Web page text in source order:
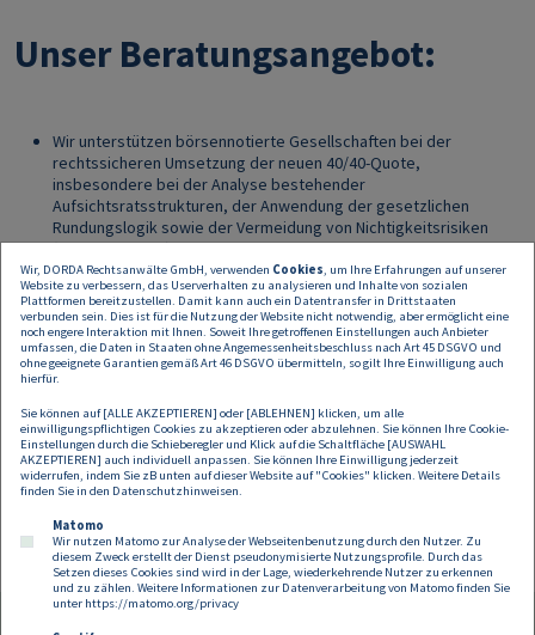
Unser Beratungsangebot:
Wir unterstützen börsennotierte Gesellschaften bei der
rechtssicheren Umsetzung der neuen 40/40‑Quote,
insbesondere bei der Analyse bestehender
Aufsichtsratsstrukturen, der Anwendung der gesetzlichen
Rundungslogik sowie der Vermeidung von Nichtigkeitsrisiken
("leerer Sessel") bei künftigen Wahlen und Entsendungen.
Wir bieten maßgeschneiderte Schulungen für Aufsichtsrat,
Vorstand, HR und Legal zu den neuen gesetzlichen
Anforderungen, den Auswirkungen auf Nominierungsprozesse
sowie zu Best Practices bei der Auswahl und Bestellung von
Aufsichtsratsmitgliedern.
Wir begleiten die Vorbereitung zukünftiger Aufsichtsratswahlen
Nominierungsprozesse.
Wir unterstützen Aufsichtsräte bei der Festlegung und
Umsetzung quantitativer Zielvorgaben im Hinblick auf die
Geschlechterbalance im Vorstand.
Wir, DORDA Rechtsanwälte GmbH, verwenden Cookies, um Ihre Erfahrungen auf unserer
Website zu verbessern, das Userverhalten zu analysieren und Inhalte von sozialen
Plattformen bereitzustellen. Damit kann auch ein Datentransfer in Drittstaaten
verbunden sein. Dies ist für die Nutzung der Website nicht notwendig, aber ermöglicht eine
noch engere Interaktion mit Ihnen. Soweit Ihre getroffenen Einstellungen auch Anbieter
umfassen, die Daten in Staaten ohne Angemessenheitsbeschluss nach Art 45 DSGVO und
ohne geeignete Garantien gemäß Art 46 DSGVO übermitteln, so gilt Ihre Einwilligung auch
hierfür.
Sie können auf [ALLE AKZEPTIEREN] oder [ABLEHNEN] klicken, um alle
einwilligungspflichtigen Cookies zu akzeptieren oder abzulehnen. Sie können Ihre Cookie-
Einstellungen durch die Schieberegler und Klick auf die Schaltfläche [AUSWAHL
AKZEPTIEREN] auch individuell anpassen. Sie können Ihre Einwilligung jederzeit
widerrufen, indem Sie zB unten auf dieser Website auf "Cookies" klicken. Weitere Details
finden Sie in den Datenschutzhinweisen.
Matomo
Wir nutzen Matomo zur Analyse der Webseitenbenutzung durch den Nutzer. Zu
diesem Zweck erstellt der Dienst pseudonymisierte Nutzungsprofile. Durch das
Setzen dieses Cookies sind wird in der Lage, wiederkehrende Nutzer zu erkennen
und zu zählen. Weitere Informationen zur Datenverarbeitung von Matomo finden Sie
unter https://matomo.org/privacy